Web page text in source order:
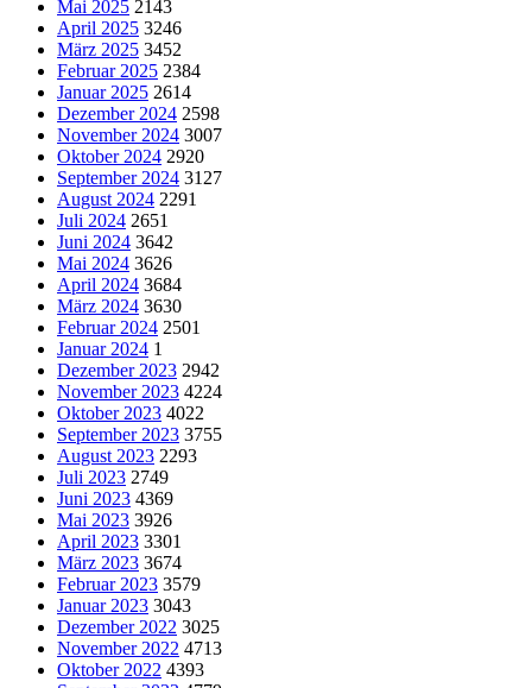
Mai 2025 2143
April 2025 3246
März 2025 3452
Februar 2025 2384
Januar 2025 2614
Dezember 2024 2598
November 2024 3007
Oktober 2024 2920
September 2024 3127
August 2024 2291
Juli 2024 2651
Juni 2024 3642
Mai 2024 3626
April 2024 3684
März 2024 3630
Februar 2024 2501
Januar 2024 1
Dezember 2023 2942
November 2023 4224
Oktober 2023 4022
September 2023 3755
August 2023 2293
Juli 2023 2749
Juni 2023 4369
Mai 2023 3926
April 2023 3301
März 2023 3674
Februar 2023 3579
Januar 2023 3043
Dezember 2022 3025
November 2022 4713
Oktober 2022 4393